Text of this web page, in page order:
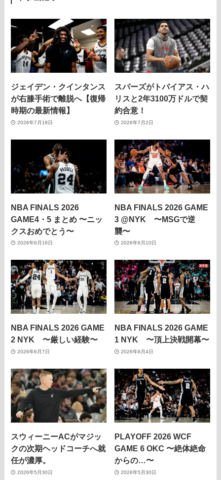
ジェイデン・クインタンス
が右膝手術で離脱へ【復帰
時期の最新情報】
2026年7月18日
スパーズがトバイアス・ハ
リスと2年3100万ドルで契
約合意！
2026年7月2日
NBA FINALS 2026
GAME4・5 まとめ 〜ニッ
クスおめでとう〜
2026年6月16日
NBA FINALS 2026 GAME
3 @NYK 〜MSGで逆
襲〜
2026年6月10日
NBA FINALS 2026 GAME
2 NYK 〜厳しい経験〜
2026年6月7日
NBA FINALS 2026 GAME
1 NYK 〜頂上決戦開幕〜
2026年6月4日
スウィーニーACがマジッ
クの次期ヘッドコーチへ就
任が濃厚。
2026年5月30日
PLAYOFF 2026 WCF
GAME 6 OKC 〜絶体絶命
からの…〜
2026年5月30日